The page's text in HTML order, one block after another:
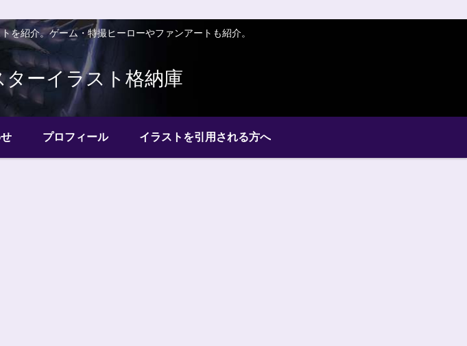
を紹介。ゲーム・特撮ヒーローやファンアートも紹介。
ーイラスト格納庫
プロフィール イラストを引用される方へ